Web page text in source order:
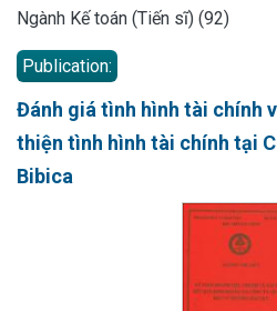
Ngành Kế toán (Tiến sĩ) (92)
Publication:
Đánh giá tình hình tài chính
thiện tình hình tài chính tại
Bibica